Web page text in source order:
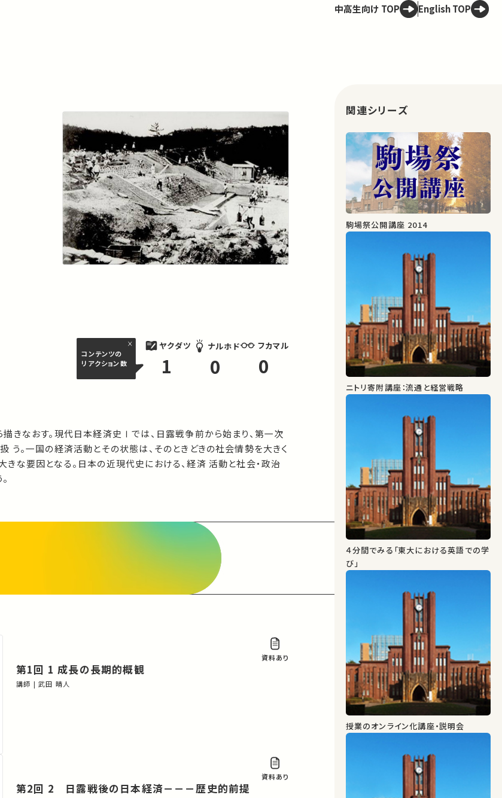
中高生向け TOP English TOP
コンテンツの
リアクション数
ヤクダツ
1
ナルホド
0
フカマル
0
描きなおす。現代日本経済史Ⅰでは、日露戦争前から始まり、第一次
う。一国の経済活動とその状態は、そのときどきの社会情勢を大きく
な要因となる。日本の近現代史における、経済 活動と社会・政治
資料あり
第1回 1 成長の長期的概観
講師 | 武田 晴人
資料あり
第2回 2 日露戦後の日本経済－－－歴史的前提
関連シリーズ
駒場祭公開講座 2014
ニトリ寄附講座：流通と経営戦略
４分間でみる「東大における英語での学
び」
授業のオンライン化講座・説明会